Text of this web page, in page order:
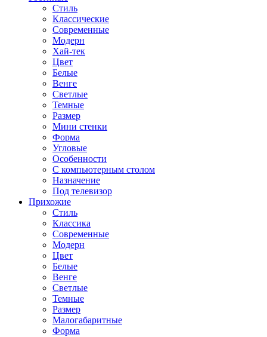
Стиль
Классические
Современные
Модерн
Хай-тек
Цвет
Белые
Венге
Светлые
Темные
Размер
Мини стенки
Форма
Угловые
Особенности
С компьютерным столом
Назначение
Под телевизор
Прихожие
Стиль
Классика
Современные
Модерн
Цвет
Белые
Венге
Светлые
Темные
Размер
Малогабаритные
Форма